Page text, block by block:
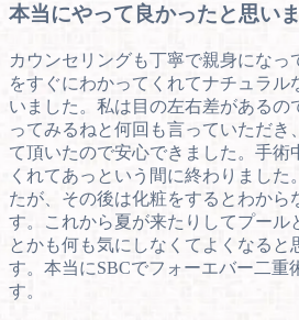
本当にやって良かったと思いま
カウンセリングも丁寧で親身になっ
をすぐにわかってくれてナチュラル
いました。私は目の左右差があるの
ってみるねと何回も言っていただき
て頂いたので安心できました。手術
くれてあっという間に終わりました
たが、その後は化粧をするとわから
す。これから夏が来たりしてプール
とかも何も気にしなくてよくなると
す。本当にSBCでフォーエバー二重
す。